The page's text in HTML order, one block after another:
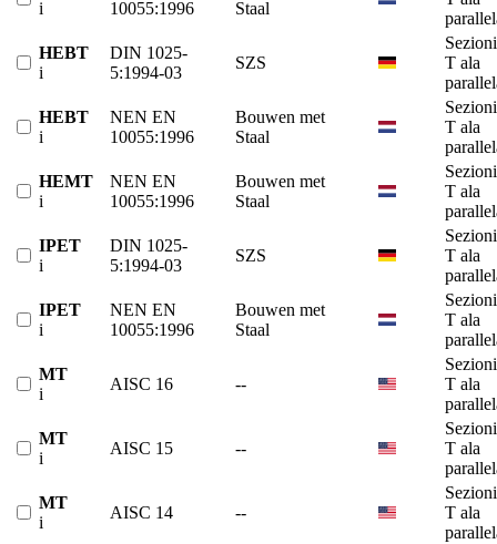
i
10055:1996
Staal
HEBT
i
DIN 1025-
5:1994-03
SZS
T ala
HEBT
i
NEN EN
10055:1996
Bouwen met
Staal
T ala
HEMT
i
NEN EN
10055:1996
Bouwen met
Staal
T ala
IPET
i
DIN 1025-
5:1994-03
SZS
T ala
IPET
i
NEN EN
10055:1996
Bouwen met
Staal
T ala
MT
i
AISC 16 --
T ala
MT
i
AISC 15 --
T ala
MT
i
AISC 14 --
T ala